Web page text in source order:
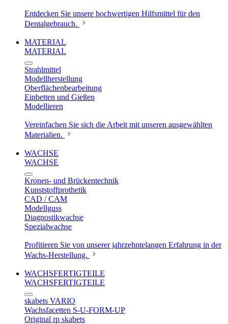
Entdecken Sie unsere hochwertigen Hilfsmittel für den
Dentalgebrauch.
MATERIAL
MATERIAL
Strahlmittel
Modellherstellung
Oberflächenbearbeitung
Einbetten und Gießen
Modellieren
Vereinfachen Sie sich die Arbeit mit unseren ausgewählten
Materialien.
WACHSE
WACHSE
Kronen- und Brückentechnik
Kunststoffprothetik
CAD / CAM
Modellguss
Diagnostikwachse
Spezialwachse
Profitieren Sie von unserer jahrzehntelangen Erfahrung in der
Wachs-Herstellung.
WACHSFERTIGTEILE
WACHSFERTIGTEILE
skabets VARIO
Wachsfacetten S-U-FORM-UP
Original rp skabets